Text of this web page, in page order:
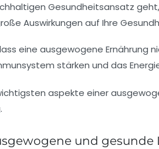
Gesundheitsansatz
Auswirkungen auf Ihre
eine ausgewogene
stärken und das
und gesunde